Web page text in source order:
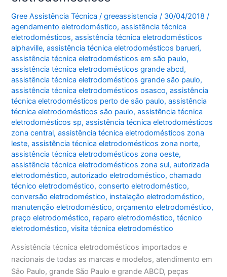
Gree Assistência Técnica /greeassistencia/ 30/04/2018/
agendamento eletrodoméstico,assistência técnica
eletrodomésticos,assistência técnica eletrodomésticos
alphaville,assistência técnica eletrodomésticos barueri,
assistência técnica eletrodomésticos em são paulo,
assistência técnica eletrodomésticos grande abcd,
assistência técnica eletrodomésticos grande são paulo,
assistência técnica eletrodomésticos osasco,assistência
técnica eletrodomésticos perto de são paulo,assistência
técnica eletrodomésticos são paulo,assistência técnica
eletrodomésticos sp,assistência técnica eletrodomésticos
zona central,assistência técnica eletrodomésticos zona
leste,assistência técnica eletrodomésticos zona norte,
assistência técnica eletrodomésticos zona oeste,
assistência técnica eletrodomésticos zona sul,autorizada
eletrodoméstico,autorizado eletrodoméstico,chamado
técnico eletrodoméstico,conserto eletrodoméstico,
conversão eletrodoméstico, instalação eletrodoméstico,
manutenção eletrodoméstico,orçamento eletrodoméstico,
preço eletrodoméstico, reparo eletrodoméstico,técnico
eletrodoméstico,visita técnica eletrodoméstico
Assistência técnica eletrodomésticos importados e
nacionais de todas as marcas e modelos, atendimento em
São Paulo, grande São Paulo e grande ABCD, peças